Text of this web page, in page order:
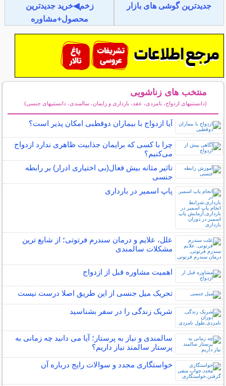
جدیدترین گوشی های بازار
زخم◀خرید جدیدترین
محصول+مشاوره
منتخب های زناشویی
(دانستنیهای ازدواج، نامزدی، عقد، بارداری و زایمان، سالمندی، دانستنیهای جنسی)
آیا ازدواج با بیماران دوقطبی امکان پذیر است؟
چرا با کسی که برایمان جذابیت ظاهری ندارد ازدواج
می‌کنیم؟
تاثیر مثانه بیش فعال(بی اختیاری ادرار) بر رابطه
جنسی
پاپ اسمیر در بارداری
علل، علایم و درمان سندرم فرتوتی؛ از شایع ترین
مشکلات سالمندی
اهمیت مشاوره قبل از ازدواج
تحریک میل جنسی از این طریق اصلا درست نیست
شریک زندگی را در سفر بشناسید
سالمندی و نیاز به پرستار؛ آیا می دانید چه زمانی به
پرستار سالمند نیاز داریم؟
خواستگاری مجدد و سوالات رایج درباره آن